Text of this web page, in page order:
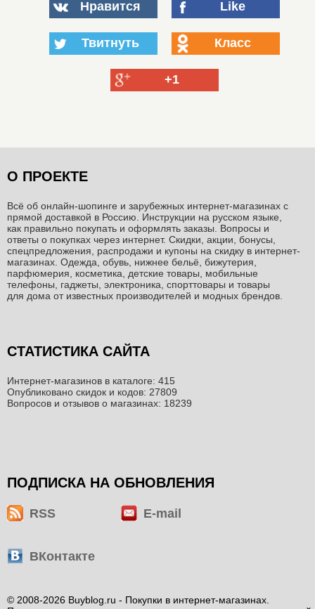
Нравится Like
Твитнуть Класс
+1
О ПРОЕКТЕ
Всё об онлайн-шопинге и зарубежных интернет-магазинах c
прямой доставкой в Россию. Инструкции на русском языке,
как правильно покупать и оформлять заказы. Вопросы и
ответы о покупках через интернет. Скидки, акции, бонусы,
спецпредложения, распродажи и купоны на скидку в интернет-
магазинах. Одежда, обувь, нижнее бельё, бижутерия,
парфюмерия, косметика, детские товары, мобильные
телефоны, гаджеты, электроника, спорттовары и товары
для дома от известных производителей и модных брендов.
СТАТИСТИКА САЙТА
Интернет-магазинов в каталоге: 415
Опубликовано скидок и кодов: 27809
Вопросов и отзывов о магазинах: 18239
ПОДПИСКА НА ОБНОВЛЕНИЯ
RSS E-mail
ВКонтакте
© 2008-2026 Buyblog.ru - Покупки в интернет-магазинах.